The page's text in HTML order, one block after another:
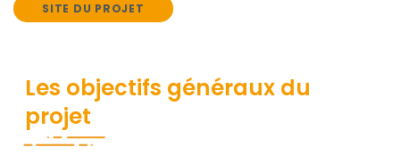
SITE DU PROJET
Les objectifs généraux du
projet